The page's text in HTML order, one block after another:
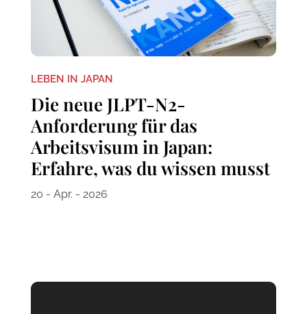
LEBEN IN JAPAN
Die neue JLPT-N2-
Anforderung für das
Arbeitsvisum in Japan:
Erfahre, was du wissen musst
20 - Apr. - 2026